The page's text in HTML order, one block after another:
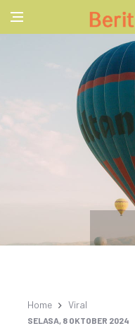
Home Viral
SELASA, 8 OKTOBER 2024